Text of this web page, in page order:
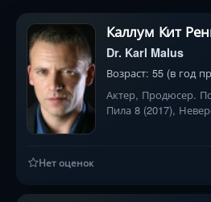
Каллум Кит
Dr. Karl Malus
Возраст: 55 (в год
Актер, Продюсер.
Пила 8 (2017),
Нет оценок